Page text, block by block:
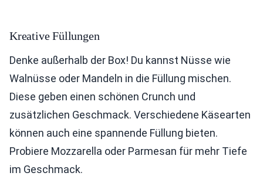
Kreative Füllungen
Denke außerhalb der Box! Du kannst Nüsse wie
Walnüsse oder Mandeln in die Füllung mischen.
Diese geben einen schönen Crunch und
zusätzlichen Geschmack. Verschiedene Käsearten
können auch eine spannende Füllung bieten.
Probiere Mozzarella oder Parmesan für mehr Tiefe
im Geschmack.